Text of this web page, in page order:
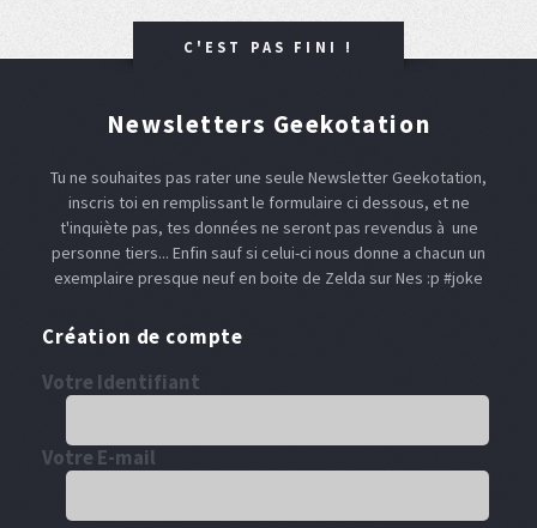
C'EST PAS FINI !
Newsletters Geekotation
Tu ne souhaites pas rater une seule Newsletter Geekotation,
inscris toi en remplissant le formulaire ci dessous, et ne
t'inquiète pas, tes données ne seront pas revendus à une
personne tiers... Enfin sauf si celui-ci nous donne a chacun un
exemplaire presque neuf en boite de Zelda sur Nes :p #joke
Création de compte
Votre Identifiant
Votre E-mail